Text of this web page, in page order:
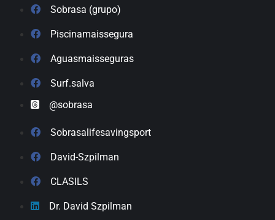
Sobrasa (grupo)
Piscinamaissegura
Aguasmaisseguras
Surf.salva
@sobrasa
Sobrasalifesavingsport
David-Szpilman
CLASILS
Dr. David Szpilman